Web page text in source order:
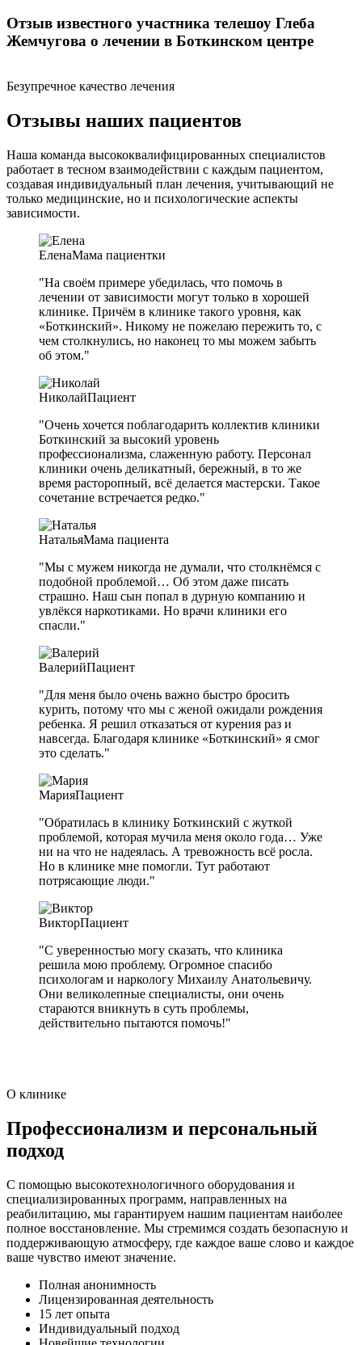
Отзыв известного участника телешоу Глеба
Жемчугова о лечении в Боткинском центре
Безупречное качество лечения
Отзывы наших пациентов
Наша команда высококвалифицированных специалистов
работает в тесном взаимодействии с каждым пациентом,
создавая индивидуальный план лечения, учитывающий не
только медицинские, но и психологические аспекты
зависимости.
ЕленаМама пациентки
"На своём примере убедилась, что помочь в
лечении от зависимости могут только в хорошей
клинике. Причём в клинике такого уровня, как
«Боткинский». Никому не пожелаю пережить то, с
чем столкнулись, но наконец то мы можем забыть
об этом."
НиколайПациент
"Очень хочется поблагодарить коллектив клиники
Боткинский за высокий уровень
профессионализма, слаженную работу. Персонал
клиники очень деликатный, бережный, в то же
время расторопный, всё делается мастерски. Такое
сочетание встречается редко."
НатальяМама пациента
"Мы с мужем никогда не думали, что столкнёмся с
подобной проблемой… Об этом даже писать
страшно. Наш сын попал в дурную компанию и
увлёкся наркотиками. Но врачи клиники его
спасли."
ВалерийПациент
"Для меня было очень важно быстро бросить
курить, потому что мы с женой ожидали рождения
ребенка. Я решил отказаться от курения раз и
навсегда. Благодаря клинике «Боткинский» я смог
это сделать."
МарияПациент
"Обратилась в клинику Боткинский с жуткой
проблемой, которая мучила меня около года… Уже
ни на что не надеялась. А тревожность всё росла.
Но в клинике мне помогли. Тут работают
потрясающие люди."
ВикторПациент
"С уверенностью могу сказать, что клиника
решила мою проблему. Огромное спасибо
психологам и наркологу Михаилу Анатольевичу.
Они великолепные специалисты, они очень
стараются вникнуть в суть проблемы,
действительно пытаются помочь!"
О клинике
Профессионализм и персональный
подход
С помощью высокотехнологичного оборудования и
специализированных программ, направленных на
реабилитацию, мы гарантируем нашим пациентам наиболее
полное восстановление. Мы стремимся создать безопасную и
поддерживающую атмосферу, где каждое ваше слово и каждое
ваше чувство имеют значение.
Полная анонимность
Лицензированная деятельность
15 лет опыта
Индивидуальный подход